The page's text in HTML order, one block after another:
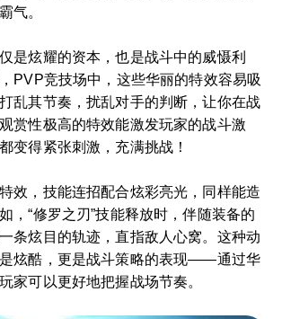
气。
是炫耀的资本，也是战斗中的威慑利
PVP竞技场中，这些华丽的特效容易吸
乱其节奏，扰乱对手的判断，让你在战
赏性极高的特效能激发玩家的战斗激
变得紧张刺激，充满挑战！
效，技能连招配合炫彩亮光，同样能造
，“修罗之刃”技能释放时，伴随装备的
条炫目的轨迹，直指敌人心窝。这种动
炫酷，更是战斗策略的表现——通过华
家可以更好地把握战场节奏。